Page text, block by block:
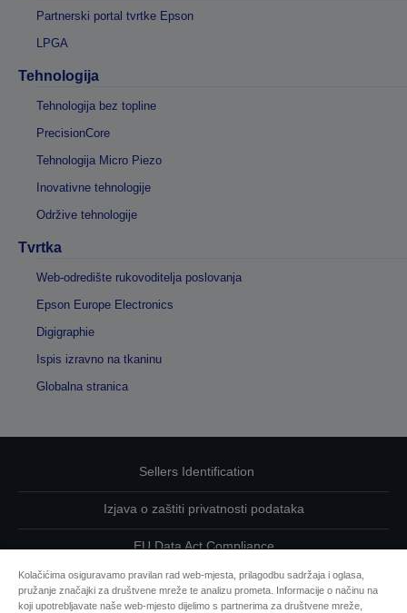
Partnerski portal tvrtke Epson
LPGA
Tehnologija
Tehnologija bez topline
PrecisionCore
Tehnologija Micro Piezo
Inovativne tehnologije
Održive tehnologije
Tvrtka
Web-odredište rukovoditelja poslovanja
Epson Europe Electronics
Digigraphie
Ispis izravno na tkaninu
Globalna stranica
Sellers Identification
Izjava o zaštiti privatnosti podataka
EU Data Act Compliance
Kontaktirajte nas u vezi svojih podataka
Kolačićima osiguravamo pravilan rad web-mjesta, prilagodbu sadržaja i oglasa,
pružanje značajki za društvene mreže te analizu prometa. Informacije o načinu na
koji upotrebljavate naše web-mjesto dijelimo s partnerima za društvene mreže,